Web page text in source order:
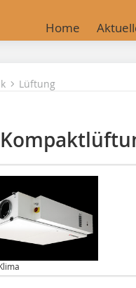
Home
Lüftung